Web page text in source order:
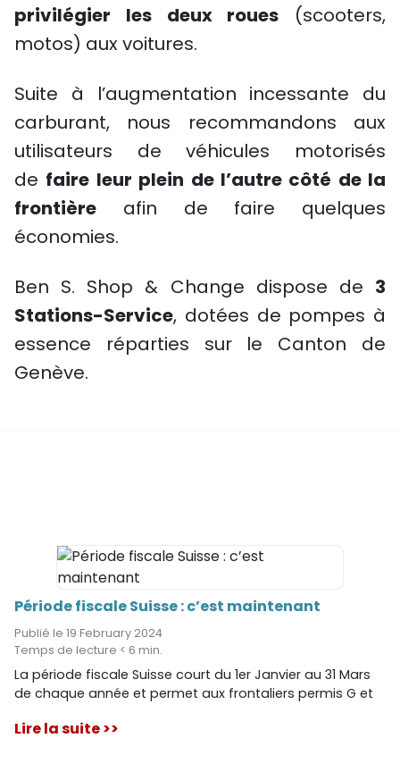
privilégier les deux roues (scooters,
motos) aux voitures.
Suite à l’augmentation incessante du
carburant, nous recommandons aux
utilisateurs de véhicules motorisés
de faire leur plein de l’autre côté de la
frontière afin de faire quelques
économies.
Ben S. Shop & Change dispose de 3
Stations-Service, dotées de pompes à
essence réparties sur le Canton de
Genève.
Période fiscale Suisse : c’est maintenant
Publié le 19 February 2024
Temps de lecture < 6 min.
La période fiscale Suisse court du 1er Janvier au 31 Mars
de chaque année et permet aux frontaliers permis G et
rectification d’impôts auprès de l’administration fiscale.
Lire la suite >>